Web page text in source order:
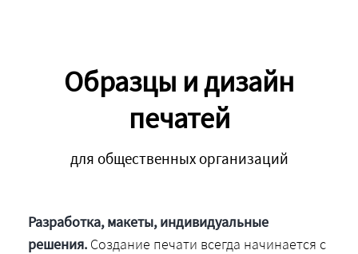
Образцы и дизайн
печатей
для общественных организаций
Разработка, макеты, индивидуальные
решения. Создание печати всегда начинается с